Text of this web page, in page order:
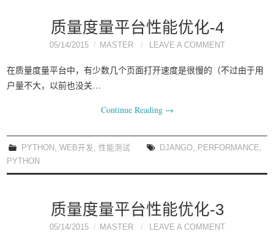
质量度量平台性能优化-4
05/14/2015 MASTER LEAVE A COMMENT
在质量度量平台中，有少数几个页面打开速度是很慢的（不过由于用
户量不大，以前也没关…
Continue Reading →
PYTHON ,WEB开发,性能测试 DJANGO, PERFORMANCE,
PYTHON
质量度量平台性能优化-3
05/14/2015 MASTER LEAVE A COMMENT